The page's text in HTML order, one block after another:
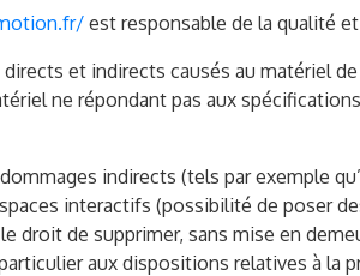
est responsable de la qualité
et indirects causés au matériel de
ne répondant pas aux
indirects (tels par exemple
interactifs (possibilité de poser
droit de supprimer, sans mise en
aux dispositions relatives à la